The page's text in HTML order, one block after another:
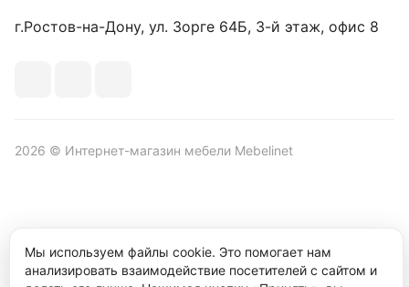
г.Ростов-на-Дону, ул. Зорге 64Б, 3-й этаж, офис 8
2026 © Интернет-магазин мебели Mebelinet
конфиденциальности
Продвижение сайта студияРекламный контент
Мы используем файлы cookie. Это помогает нам
анализировать взаимодействие посетителей с сайтом и